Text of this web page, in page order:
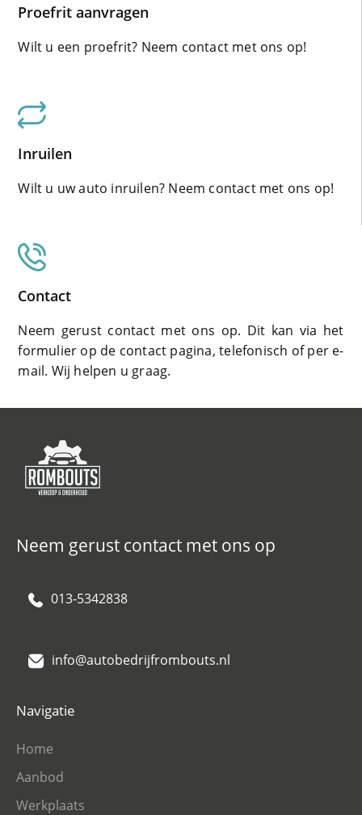
Proefrit aanvragen
Wilt u een proefrit? Neem contact met ons op!
Inruilen
Wilt u uw auto inruilen? Neem contact met ons op!
Contact
Neem gerust contact met ons op. Dit kan via het
formulier op de contact pagina, telefonisch of per e-
mail. Wij helpen u graag.
Neem gerust contact met ons op
013-5342838
info@autobedrijfrombouts.nl
Navigatie
Home
Aanbod
Werkplaats